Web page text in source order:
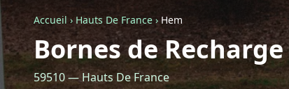
Accueil › Hauts De France › Hem
Bornes de
59510 — Hauts De France